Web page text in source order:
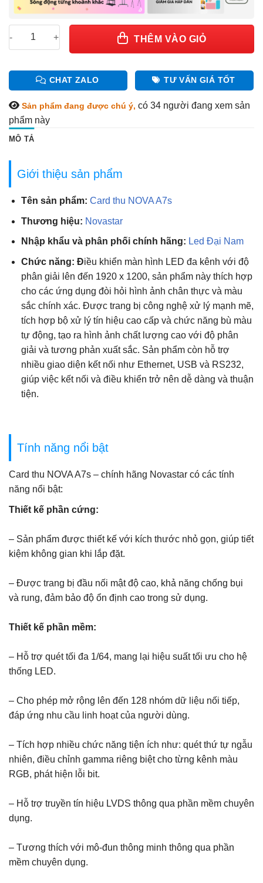
Card thu NOVA A7s - chính hãng Novastar số lượng
THÊM VÀO GIỎ
CHAT ZALO TƯ VẤN GIÁ TỐT
Sản phẩm đang được chú ý, có 34 người đang xem sản
phẩm này
MÔ TẢ
Giới thiệu sản phẩm
Tên sản phẩm: Card thu NOVA A7s
Thương hiệu: Novastar
Nhập khẩu và phân phối chính hãng: Led Đại Nam
Chức năng: Điều khiển màn hình LED đa kênh với độ
phân giải lên đến 1920 x 1200, sản phẩm này thích hợp
cho các ứng dụng đòi hỏi hình ảnh chân thực và màu
sắc chính xác. Được trang bị công nghệ xử lý mạnh mẽ,
tích hợp bộ xử lý tín hiệu cao cấp và chức năng bù màu
tự động, tạo ra hình ảnh chất lượng cao với độ phân
giải và tương phản xuất sắc. Sản phẩm còn hỗ trợ
nhiều giao diện kết nối như Ethernet, USB và RS232,
giúp việc kết nối và điều khiển trở nên dễ dàng và thuận
tiện.
Tính năng nổi bật
Card thu NOVA A7s – chính hãng Novastar có các tính
năng nổi bật:
Thiết kế phần cứng:
– Sản phẩm được thiết kế với kích thước nhỏ gọn, giúp tiết
kiệm không gian khi lắp đặt.
– Được trang bị đầu nối mật độ cao, khả năng chống bụi
và rung, đảm bảo độ ổn định cao trong sử dụng.
Thiết kế phần mềm:
– Hỗ trợ quét tối đa 1/64, mang lại hiệu suất tối ưu cho hệ
thống LED.
– Cho phép mở rộng lên đến 128 nhóm dữ liệu nối tiếp,
đáp ứng nhu cầu linh hoạt của người dùng.
– Tích hợp nhiều chức năng tiện ích như: quét thứ tự ngẫu
nhiên, điều chỉnh gamma riêng biệt cho từng kênh màu
RGB, phát hiện lỗi bit.
– Hỗ trợ truyền tín hiệu LVDS thông qua phần mềm chuyên
dụng.
– Tương thích với mô-đun thông minh thông qua phần
mềm chuyên dụng.